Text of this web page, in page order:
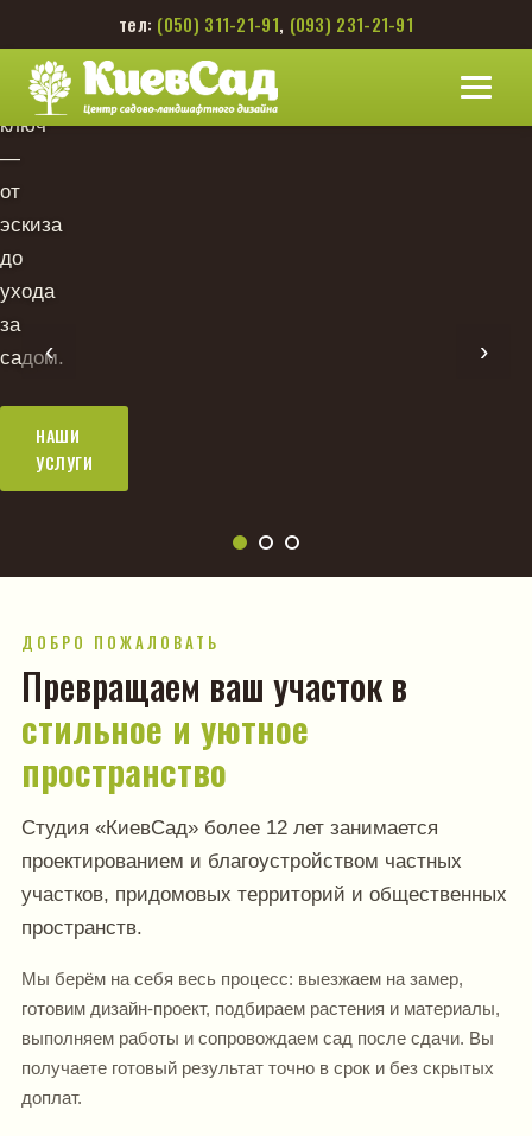
тел: (050) 311-21-91, (093) 231-21-91
благоустраиваем
участки
под
ключ
—
от
эскиза
до
ухода
за
садом.
НАШИ
УСЛУГИ
водоёмы
зоны
отдыха
—
продуманные
до
мелочей.
СМОТРЕТЬ
стрижка,
полив
нашей
команды.
ЗАЯВКУ
‹ ›
ДОБРО ПОЖАЛОВАТЬ
Превращаем ваш участок в
стильное и уютное
пространство
Студия «КиевСад» более 12 лет занимается
проектированием и благоустройством частных
участков, придомовых территорий и общественных
пространств.
Мы берём на себя весь процесс: выезжаем на замер,
готовим дизайн-проект, подбираем растения и материалы,
выполняем работы и сопровождаем сад после сдачи. Вы
получаете готовый результат точно в срок и без скрытых
доплат.